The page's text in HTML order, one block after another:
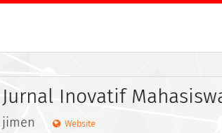
Jurnal Inovatif
jimen Website